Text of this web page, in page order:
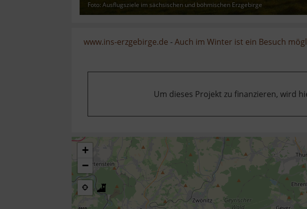
Foto: Ausflugsziele im sächsischen und böhmischen Erzgebirge
www.ins-erzgebirge.de -Auch im Winter ist ein Besuch
Um dieses Projekt zu finanzieren, wird
+
−